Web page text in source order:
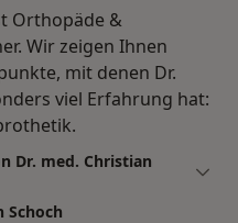
Orthopäde &
Wir zeigen Ihnen
mit denen Dr.
viel Erfahrung hat:
Dr. med. Christian
Schoch